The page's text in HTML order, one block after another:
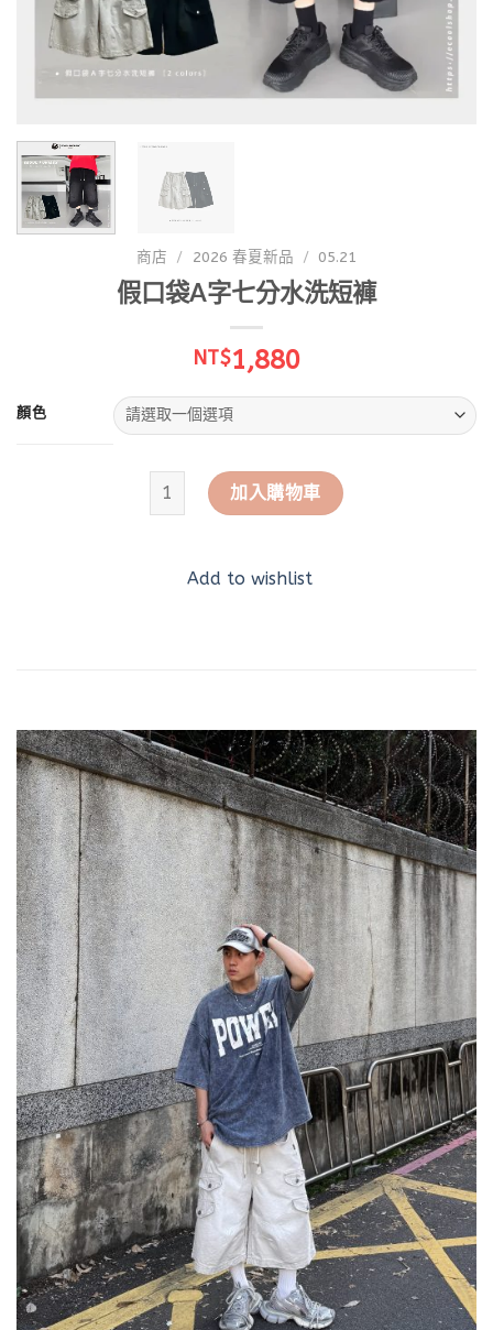
商店 / 2026 春夏新品 / 05.21
假口袋A字七分水洗短褲
NT$1,880
顏色
假口袋A字七分水洗短褲 數量
加入購物車
Add to wishlist